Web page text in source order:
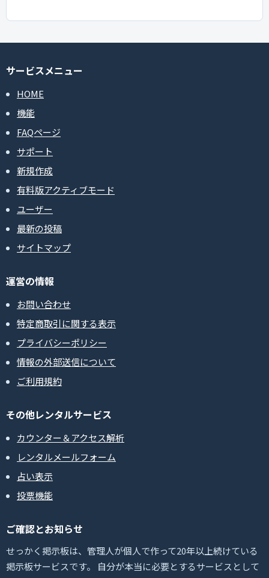
サービスメニュー
HOME
機能
FAQページ
サポート
新規作成
有料版アクティブモード
ユーザー
最新の投稿
サイトマップ
運営の情報
お問い合わせ
特定商取引に関する表示
プライバシーポリシー
情報の外部送信について
ご利用規約
その他レンタルサービス
カウンター＆アクセス解析
レンタルメールフォーム
占い表示
投票機能
ご確認とお知らせ
せっかく掲示板は、管理人が個人で作って20年以上続けている
掲示板サービスです。 自分が本当に必要とするサービスとして